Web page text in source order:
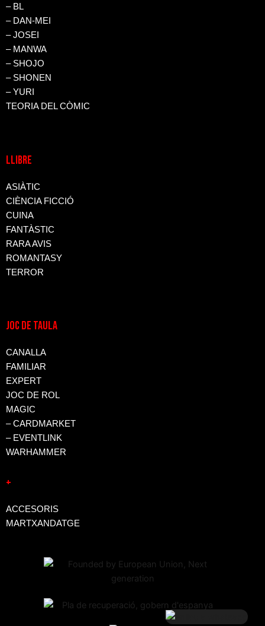
– BL
– DAN-MEI
– JOSEI
– MANWA
– SHOJO
– SHONEN
– YURI
TEORIA DEL CÒMIC
LLIBRE
ASIÀTIC
CIÈNCIA FICCIÓ
CUINA
FANTÀSTIC
RARA AVIS
ROMANTASY
TERROR
JOC DE TAULA
CANALLA
FAMILIAR
EXPERT
JOC DE ROL
MAGIC
– CARDMARKET
– EVENTLINK
WARHAMMER
+
ACCESORIS
MARTXANDATGE